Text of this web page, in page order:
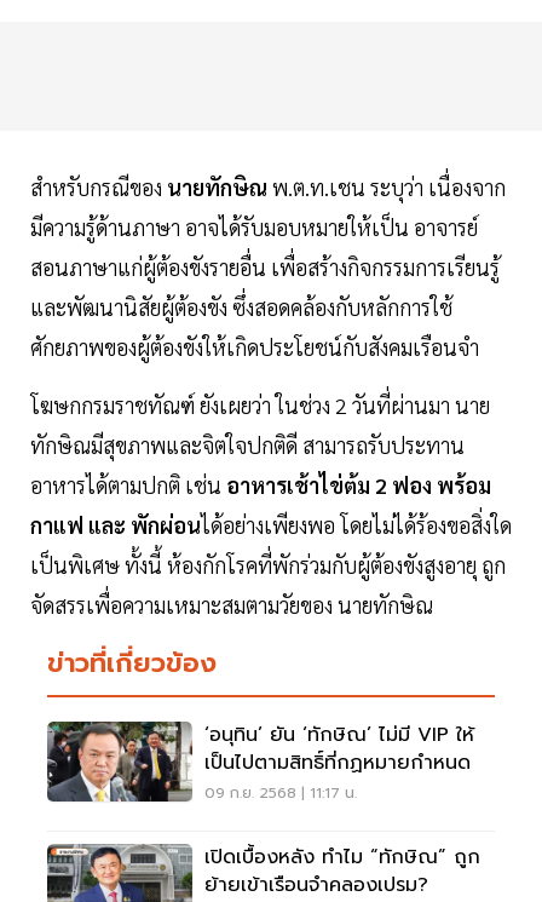
สำหรับกรณีของ นายทักษิณ พ.ต.ท.เชน ระบุว่า เนื่องจาก
มีความรู้ด้านภาษา อาจได้รับมอบหมายให้เป็น อาจารย์
สอนภาษาแก่ผู้ต้องขังรายอื่น เพื่อสร้างกิจกรรมการเรียนรู้
และพัฒนานิสัยผู้ต้องขัง ซึ่งสอดคล้องกับหลักการใช้
ศักยภาพของผู้ต้องขังให้เกิดประโยชน์กับสังคมเรือนจำ
โฆษกกรมราชทัณฑ์ ยังเผยว่า ในช่วง 2 วันที่ผ่านมา นาย
ทักษิณมีสุขภาพและจิตใจปกติดี สามารถรับประทาน
อาหารได้ตามปกติ เช่น อาหารเช้าไข่ต้ม 2 ฟอง พร้อม
กาแฟ และ พักผ่อนได้อย่างเพียงพอ โดยไม่ได้ร้องขอสิ่งใด
เป็นพิเศษ ทั้งนี้ ห้องกักโรคที่พักร่วมกับผู้ต้องขังสูงอายุ ถูก
จัดสรรเพื่อความเหมาะสมตามวัยของ นายทักษิณ
ข่าวที่เกี่ยวข้อง
‘อนุทิน’ ยัน ‘ทักษิณ’ ไม่มี VIP ให้
เป็นไปตามสิทธิ์ที่กฏหมายกำหนด
09 ก.ย. 2568 | 11:17 น.
เปิดเบื้องหลัง ทำไม “ทักษิณ” ถูก
ย้ายเข้าเรือนจำคลองเปรม?